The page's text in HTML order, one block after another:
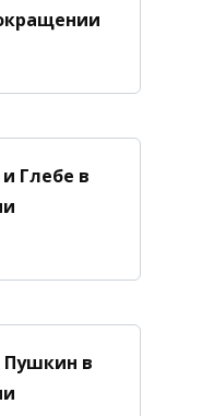
Глебе в
Пушкин в